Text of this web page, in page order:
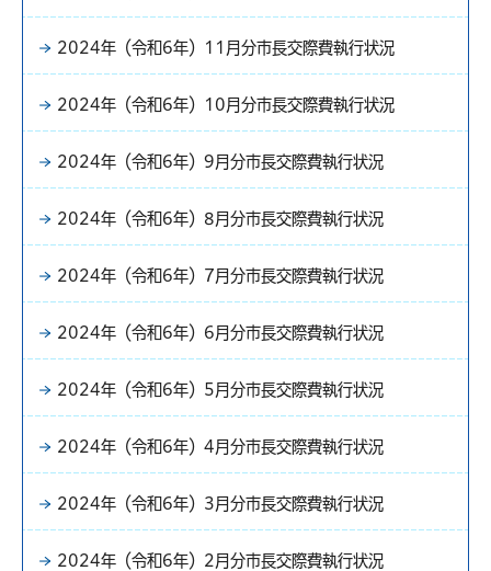
2024年（令和6年）11月分市長交際費執行状況
2024年（令和6年）10月分市長交際費執行状況
2024年（令和6年）9月分市長交際費執行状況
2024年（令和6年）8月分市長交際費執行状況
2024年（令和6年）7月分市長交際費執行状況
2024年（令和6年）6月分市長交際費執行状況
2024年（令和6年）5月分市長交際費執行状況
2024年（令和6年）4月分市長交際費執行状況
2024年（令和6年）3月分市長交際費執行状況
2024年（令和6年）2月分市長交際費執行状況